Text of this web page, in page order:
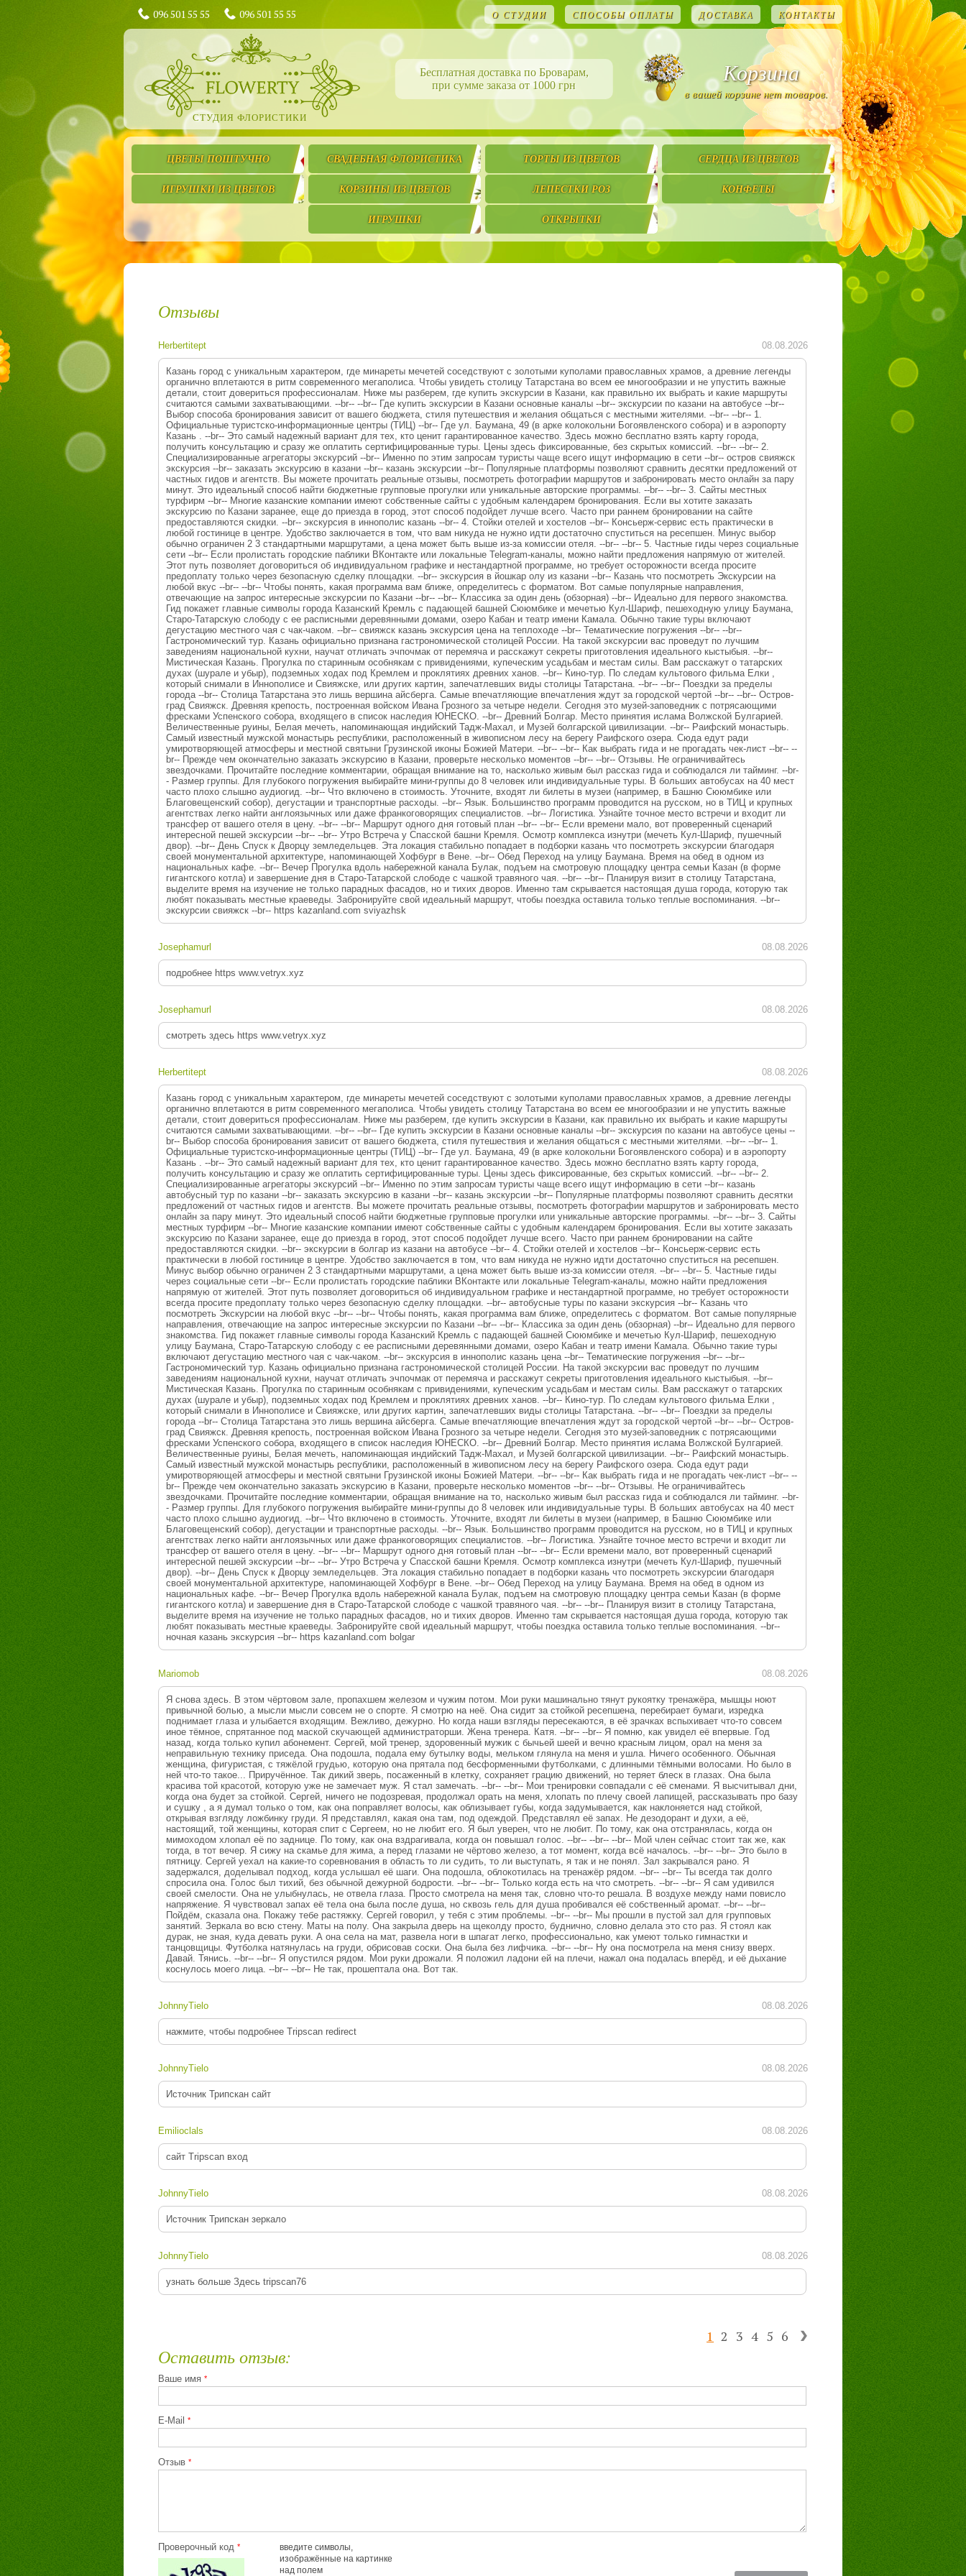
096 501 55 55 096 501 55 55 КОНТАКТЫ
ДОСТАВКА
СПОСОБЫ ОПЛАТЫ
О СТУДИИ
СТУДИЯ ФЛОРИСТИКИ
Бесплатная доставка по Броварам,
при сумме заказа от 1000 грн
Корзина
в вашей корзине нет товаров.
ЦВЕТЫ ПОШТУЧНО СВАДЕБНАЯ ФЛОРИСТИКА ТОРТЫ ИЗ ЦВЕТОВ СЕРДЦА ИЗ ЦВЕТОВ
ИГРУШКИ ИЗ ЦВЕТОВ КОРЗИНЫ ИЗ ЦВЕТОВ ЛЕПЕСТКИ РОЗ КОНФЕТЫ
ИГРУШКИ ОТКРЫТКИ
Отзывы
Herbertitept 08.08.2026
Казань город с уникальным характером, где минареты мечетей соседствуют с золотыми куполами православных храмов, а древние легенды
органично вплетаются в ритм современного мегаполиса. Чтобы увидеть столицу Татарстана во всем ее многообразии и не упустить важные
детали, стоит довериться профессионалам. Ниже мы разберем, где купить экскурсии в Казани, как правильно их выбрать и какие маршруты
считаются самыми захватывающими. --br-- --br-- Где купить экскурсии в Казани основные каналы --br-- экскурсии по казани на автобусе --br--
Выбор способа бронирования зависит от вашего бюджета, стиля путешествия и желания общаться с местными жителями. --br-- --br-- 1.
Официальные туристско-информационные центры (ТИЦ) --br-- Где ул. Баумана, 49 (в арке колокольни Богоявленского собора) и в аэропорту
Казань . --br-- Это самый надежный вариант для тех, кто ценит гарантированное качество. Здесь можно бесплатно взять карту города,
получить консультацию и сразу же оплатить сертифицированные туры. Цены здесь фиксированные, без скрытых комиссий. --br-- --br-- 2.
Специализированные агрегаторы экскурсий --br-- Именно по этим запросам туристы чаще всего ищут информацию в сети --br-- остров свияжск
экскурсия --br-- заказать экскурсию в казани --br-- казань экскурсии --br-- Популярные платформы позволяют сравнить десятки предложений от
частных гидов и агентств. Вы можете прочитать реальные отзывы, посмотреть фотографии маршрутов и забронировать место онлайн за пару
минут. Это идеальный способ найти бюджетные групповые прогулки или уникальные авторские программы. --br-- --br-- 3. Сайты местных
турфирм --br-- Многие казанские компании имеют собственные сайты с удобным календарем бронирования. Если вы хотите заказать
экскурсию по Казани заранее, еще до приезда в город, этот способ подойдет лучше всего. Часто при раннем бронировании на сайте
предоставляются скидки. --br-- экскурсия в иннополис казань --br-- 4. Стойки отелей и хостелов --br-- Консьерж-сервис есть практически в
любой гостинице в центре. Удобство заключается в том, что вам никуда не нужно идти достаточно спуститься на ресепшен. Минус выбор
обычно ограничен 2 3 стандартными маршрутами, а цена может быть выше из-за комиссии отеля. --br-- --br-- 5. Частные гиды через социальные
сети --br-- Если пролистать городские паблики ВКонтакте или локальные Telegram-каналы, можно найти предложения напрямую от жителей.
Этот путь позволяет договориться об индивидуальном графике и нестандартной программе, но требует осторожности всегда просите
предоплату только через безопасную сделку площадки. --br-- экскурсия в йошкар олу из казани --br-- Казань что посмотреть Экскурсии на
любой вкус --br-- --br-- Чтобы понять, какая программа вам ближе, определитесь с форматом. Вот самые популярные направления,
отвечающие на запрос интересные экскурсии по Казани --br-- --br-- Классика за один день (обзорная) --br-- Идеально для первого знакомства.
Гид покажет главные символы города Казанский Кремль с падающей башней Сююмбике и мечетью Кул-Шариф, пешеходную улицу Баумана,
Старо-Татарскую слободу с ее расписными деревянными домами, озеро Кабан и театр имени Камала. Обычно такие туры включают
дегустацию местного чая с чак-чаком. --br-- свияжск казань экскурсия цена на теплоходе --br-- Тематические погружения --br-- --br--
Гастрономический тур. Казань официально признана гастрономической столицей России. На такой экскурсии вас проведут по лучшим
заведениям национальной кухни, научат отличать эчпочмак от перемяча и расскажут секреты приготовления идеального кыстыбыя. --br--
Мистическая Казань. Прогулка по старинным особнякам с привидениями, купеческим усадьбам и местам силы. Вам расскажут о татарских
духах (шурале и убыр), подземных ходах под Кремлем и проклятиях древних ханов. --br-- Кино-тур. По следам культового фильма Елки ,
который снимали в Иннополисе и Свияжске, или других картин, запечатлевших виды столицы Татарстана. --br-- --br-- Поездки за пределы
города --br-- Столица Татарстана это лишь вершина айсберга. Самые впечатляющие впечатления ждут за городской чертой --br-- --br-- Остров-
град Свияжск. Древняя крепость, построенная войском Ивана Грозного за четыре недели. Сегодня это музей-заповедник с потрясающими
фресками Успенского собора, входящего в список наследия ЮНЕСКО. --br-- Древний Болгар. Место принятия ислама Волжской Булгарией.
Величественные руины, Белая мечеть, напоминающая индийский Тадж-Махал, и Музей болгарской цивилизации. --br-- Раифский монастырь.
Самый известный мужской монастырь республики, расположенный в живописном лесу на берегу Раифского озера. Сюда едут ради
умиротворяющей атмосферы и местной святыни Грузинской иконы Божией Матери. --br-- --br-- Как выбрать гида и не прогадать чек-лист --br-- --
br-- Прежде чем окончательно заказать экскурсию в Казани, проверьте несколько моментов --br-- --br-- Отзывы. Не ограничивайтесь
звездочками. Прочитайте последние комментарии, обращая внимание на то, насколько живым был рассказ гида и соблюдался ли тайминг. --br-
- Размер группы. Для глубокого погружения выбирайте мини-группы до 8 человек или индивидуальные туры. В больших автобусах на 40 мест
часто плохо слышно аудиогид. --br-- Что включено в стоимость. Уточните, входят ли билеты в музеи (например, в Башню Сююмбике или
Благовещенский собор), дегустации и транспортные расходы. --br-- Язык. Большинство программ проводится на русском, но в ТИЦ и крупных
агентствах легко найти англоязычных или даже франкоговорящих специалистов. --br-- Логистика. Узнайте точное место встречи и входит ли
трансфер от вашего отеля в цену. --br-- --br-- Маршрут одного дня готовый план --br-- --br-- Если времени мало, вот проверенный сценарий
интересной пешей экскурсии --br-- --br-- Утро Встреча у Спасской башни Кремля. Осмотр комплекса изнутри (мечеть Кул-Шариф, пушечный
двор). --br-- День Спуск к Дворцу земледельцев. Эта локация стабильно попадает в подборки казань что посмотреть экскурсии благодаря
своей монументальной архитектуре, напоминающей Хофбург в Вене. --br-- Обед Переход на улицу Баумана. Время на обед в одном из
национальных кафе. --br-- Вечер Прогулка вдоль набережной канала Булак, подъем на смотровую площадку центра семьи Казан (в форме
гигантского котла) и завершение дня в Старо-Татарской слободе с чашкой травяного чая. --br-- --br-- Планируя визит в столицу Татарстана,
выделите время на изучение не только парадных фасадов, но и тихих дворов. Именно там скрывается настоящая душа города, которую так
любят показывать местные краеведы. Забронируйте свой идеальный маршрут, чтобы поездка оставила только теплые воспоминания. --br--
экскурсии свияжск --br-- https kazanland.com sviyazhsk
Josephamurl 08.08.2026
подробнее https www.vetryx.xyz
Josephamurl 08.08.2026
смотреть здесь https www.vetryx.xyz
Herbertitept 08.08.2026
Казань город с уникальным характером, где минареты мечетей соседствуют с золотыми куполами православных храмов, а древние легенды
органично вплетаются в ритм современного мегаполиса. Чтобы увидеть столицу Татарстана во всем ее многообразии и не упустить важные
детали, стоит довериться профессионалам. Ниже мы разберем, где купить экскурсии в Казани, как правильно их выбрать и какие маршруты
считаются самыми захватывающими. --br-- --br-- Где купить экскурсии в Казани основные каналы --br-- экскурсия по казани на автобусе цены --
br-- Выбор способа бронирования зависит от вашего бюджета, стиля путешествия и желания общаться с местными жителями. --br-- --br-- 1.
Официальные туристско-информационные центры (ТИЦ) --br-- Где ул. Баумана, 49 (в арке колокольни Богоявленского собора) и в аэропорту
Казань . --br-- Это самый надежный вариант для тех, кто ценит гарантированное качество. Здесь можно бесплатно взять карту города,
получить консультацию и сразу же оплатить сертифицированные туры. Цены здесь фиксированные, без скрытых комиссий. --br-- --br-- 2.
Специализированные агрегаторы экскурсий --br-- Именно по этим запросам туристы чаще всего ищут информацию в сети --br-- казань
автобусный тур по казани --br-- заказать экскурсию в казани --br-- казань экскурсии --br-- Популярные платформы позволяют сравнить десятки
предложений от частных гидов и агентств. Вы можете прочитать реальные отзывы, посмотреть фотографии маршрутов и забронировать место
онлайн за пару минут. Это идеальный способ найти бюджетные групповые прогулки или уникальные авторские программы. --br-- --br-- 3. Сайты
местных турфирм --br-- Многие казанские компании имеют собственные сайты с удобным календарем бронирования. Если вы хотите заказать
экскурсию по Казани заранее, еще до приезда в город, этот способ подойдет лучше всего. Часто при раннем бронировании на сайте
предоставляются скидки. --br-- экскурсии в болгар из казани на автобусе --br-- 4. Стойки отелей и хостелов --br-- Консьерж-сервис есть
практически в любой гостинице в центре. Удобство заключается в том, что вам никуда не нужно идти достаточно спуститься на ресепшен.
Минус выбор обычно ограничен 2 3 стандартными маршрутами, а цена может быть выше из-за комиссии отеля. --br-- --br-- 5. Частные гиды
через социальные сети --br-- Если пролистать городские паблики ВКонтакте или локальные Telegram-каналы, можно найти предложения
напрямую от жителей. Этот путь позволяет договориться об индивидуальном графике и нестандартной программе, но требует осторожности
всегда просите предоплату только через безопасную сделку площадки. --br-- автобусные туры по казани экскурсия --br-- Казань что
посмотреть Экскурсии на любой вкус --br-- --br-- Чтобы понять, какая программа вам ближе, определитесь с форматом. Вот самые популярные
направления, отвечающие на запрос интересные экскурсии по Казани --br-- --br-- Классика за один день (обзорная) --br-- Идеально для первого
знакомства. Гид покажет главные символы города Казанский Кремль с падающей башней Сююмбике и мечетью Кул-Шариф, пешеходную
улицу Баумана, Старо-Татарскую слободу с ее расписными деревянными домами, озеро Кабан и театр имени Камала. Обычно такие туры
включают дегустацию местного чая с чак-чаком. --br-- экскурсия в иннополис казань цена --br-- Тематические погружения --br-- --br--
Гастрономический тур. Казань официально признана гастрономической столицей России. На такой экскурсии вас проведут по лучшим
заведениям национальной кухни, научат отличать эчпочмак от перемяча и расскажут секреты приготовления идеального кыстыбыя. --br--
Мистическая Казань. Прогулка по старинным особнякам с привидениями, купеческим усадьбам и местам силы. Вам расскажут о татарских
духах (шурале и убыр), подземных ходах под Кремлем и проклятиях древних ханов. --br-- Кино-тур. По следам культового фильма Елки ,
который снимали в Иннополисе и Свияжске, или других картин, запечатлевших виды столицы Татарстана. --br-- --br-- Поездки за пределы
города --br-- Столица Татарстана это лишь вершина айсберга. Самые впечатляющие впечатления ждут за городской чертой --br-- --br-- Остров-
град Свияжск. Древняя крепость, построенная войском Ивана Грозного за четыре недели. Сегодня это музей-заповедник с потрясающими
фресками Успенского собора, входящего в список наследия ЮНЕСКО. --br-- Древний Болгар. Место принятия ислама Волжской Булгарией.
Величественные руины, Белая мечеть, напоминающая индийский Тадж-Махал, и Музей болгарской цивилизации. --br-- Раифский монастырь.
Самый известный мужской монастырь республики, расположенный в живописном лесу на берегу Раифского озера. Сюда едут ради
умиротворяющей атмосферы и местной святыни Грузинской иконы Божией Матери. --br-- --br-- Как выбрать гида и не прогадать чек-лист --br-- --
br-- Прежде чем окончательно заказать экскурсию в Казани, проверьте несколько моментов --br-- --br-- Отзывы. Не ограничивайтесь
звездочками. Прочитайте последние комментарии, обращая внимание на то, насколько живым был рассказ гида и соблюдался ли тайминг. --br-
- Размер группы. Для глубокого погружения выбирайте мини-группы до 8 человек или индивидуальные туры. В больших автобусах на 40 мест
часто плохо слышно аудиогид. --br-- Что включено в стоимость. Уточните, входят ли билеты в музеи (например, в Башню Сююмбике или
Благовещенский собор), дегустации и транспортные расходы. --br-- Язык. Большинство программ проводится на русском, но в ТИЦ и крупных
агентствах легко найти англоязычных или даже франкоговорящих специалистов. --br-- Логистика. Узнайте точное место встречи и входит ли
трансфер от вашего отеля в цену. --br-- --br-- Маршрут одного дня готовый план --br-- --br-- Если времени мало, вот проверенный сценарий
интересной пешей экскурсии --br-- --br-- Утро Встреча у Спасской башни Кремля. Осмотр комплекса изнутри (мечеть Кул-Шариф, пушечный
двор). --br-- День Спуск к Дворцу земледельцев. Эта локация стабильно попадает в подборки казань что посмотреть экскурсии благодаря
своей монументальной архитектуре, напоминающей Хофбург в Вене. --br-- Обед Переход на улицу Баумана. Время на обед в одном из
национальных кафе. --br-- Вечер Прогулка вдоль набережной канала Булак, подъем на смотровую площадку центра семьи Казан (в форме
гигантского котла) и завершение дня в Старо-Татарской слободе с чашкой травяного чая. --br-- --br-- Планируя визит в столицу Татарстана,
выделите время на изучение не только парадных фасадов, но и тихих дворов. Именно там скрывается настоящая душа города, которую так
любят показывать местные краеведы. Забронируйте свой идеальный маршрут, чтобы поездка оставила только теплые воспоминания. --br--
ночная казань экскурсия --br-- https kazanland.com bolgar
Mariomob 08.08.2026
Я снова здесь. В этом чёртовом зале, пропахшем железом и чужим потом. Мои руки машинально тянут рукоятку тренажёра, мышцы ноют
привычной болью, а мысли мысли совсем не о спорте. Я смотрю на неё. Она сидит за стойкой ресепшена, перебирает бумаги, изредка
поднимает глаза и улыбается входящим. Вежливо, дежурно. Но когда наши взгляды пересекаются, в её зрачках вспыхивает что-то совсем
иное тёмное, спрятанное под маской скучающей администраторши. Жена тренера. Катя. --br-- --br-- Я помню, как увидел её впервые. Год
назад, когда только купил абонемент. Сергей, мой тренер, здоровенный мужик с бычьей шеей и вечно красным лицом, орал на меня за
неправильную технику приседа. Она подошла, подала ему бутылку воды, мельком глянула на меня и ушла. Ничего особенного. Обычная
женщина, фигуристая, с тяжёлой грудью, которую она прятала под бесформенными футболками, с длинными тёмными волосами. Но было в
ней что-то такое... Приручённое. Так дикий зверь, посаженный в клетку, сохраняет грацию движений, но теряет блеск в глазах. Она была
красива той красотой, которую уже не замечает муж. Я стал замечать. --br-- --br-- Мои тренировки совпадали с её сменами. Я высчитывал дни,
когда она будет за стойкой. Сергей, ничего не подозревая, продолжал орать на меня, хлопать по плечу своей лапищей, рассказывать про базу
и сушку , а я думал только о том, как она поправляет волосы, как облизывает губы, когда задумывается, как наклоняется над стойкой,
открывая взгляду ложбинку груди. Я представлял, какая она там, под одеждой. Представлял её запах. Не дезодорант и духи, а её,
настоящий, той женщины, которая спит с Сергеем, но не любит его. Я был уверен, что не любит. По тому, как она отстранялась, когда он
мимоходом хлопал её по заднице. По тому, как она вздрагивала, когда он повышал голос. --br-- --br-- --br-- Мой член сейчас стоит так же, как
тогда, в тот вечер. Я сижу на скамье для жима, а перед глазами не чёртово железо, а тот момент, когда всё началось. --br-- --br-- Это было в
пятницу. Сергей уехал на какие-то соревнования в область то ли судить, то ли выступать, я так и не понял. Зал закрывался рано. Я
задержался, доделывал подход, когда услышал её шаги. Она подошла, облокотилась на тренажёр рядом. --br-- --br-- Ты всегда так долго
спросила она. Голос был тихий, без обычной дежурной бодрости. --br-- --br-- Только когда есть на что смотреть. --br-- --br-- Я сам удивился
своей смелости. Она не улыбнулась, не отвела глаза. Просто смотрела на меня так, словно что-то решала. В воздухе между нами повисло
напряжение. Я чувствовал запах её тела она была после душа, но сквозь гель для душа пробивался её собственный аромат. --br-- --br--
Пойдём, сказала она. Покажу тебе растяжку. Сергей говорил, у тебя с этим проблемы. --br-- --br-- Мы прошли в пустой зал для групповых
занятий. Зеркала во всю стену. Маты на полу. Она закрыла дверь на щеколду просто, буднично, словно делала это сто раз. Я стоял как
дурак, не зная, куда девать руки. А она села на мат, развела ноги в шпагат легко, профессионально, как умеют только гимнастки и
танцовщицы. Футболка натянулась на груди, обрисовав соски. Она была без лифчика. --br-- --br-- Ну она посмотрела на меня снизу вверх.
Давай. Тянись. --br-- --br-- Я опустился рядом. Мои руки дрожали. Я положил ладони ей на плечи, нажал она подалась вперёд, и её дыхание
коснулось моего лица. --br-- --br-- Не так, прошептала она. Вот так.
JohnnyTielo 08.08.2026
нажмите, чтобы подробнее Tripscan redirect
JohnnyTielo 08.08.2026
Источник Трипскан сайт
Emilioclals 08.08.2026
сайт Tripscan вход
JohnnyTielo 08.08.2026
Источник Трипскан зеркало
JohnnyTielo 08.08.2026
узнать больше Здесь tripscan76
1 2 3 4 5 6
Оставить отзыв:
Ваше имя *
E-Mail *
Отзыв *
Проверочный код *
введите символы,
изображённые на картинке
над полем